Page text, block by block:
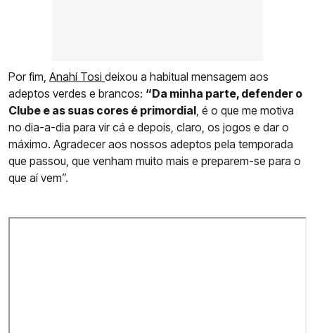
Por fim, Anahí Tosi deixou a habitual mensagem aos
adeptos verdes e brancos: “Da minha parte, defender o
Clube e as suas cores é primordial, é o que me motiva
no dia-a-dia para vir cá e depois, claro, os jogos e dar o
máximo. Agradecer aos nossos adeptos pela temporada
que passou, que venham muito mais e preparem-se para o
que aí vem”.